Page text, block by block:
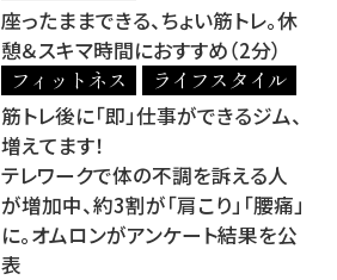
座ったままできる、ちょい筋トレ。休
憩＆スキマ時間におすすめ（2分）
フィットネス
ライフスタイル
筋トレ後に「即」仕事ができるジム、
増えてます！
テレワークで体の不調を訴える人
が増加中、約3割が「肩こり」「腰痛」
に。オムロンがアンケート結果を公
表